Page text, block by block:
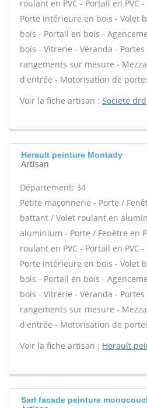
roulant en PVC - Portail en PVC
Porte intérieure en bois - Volet
bois - Portail en bois -
bois - Vitrerie - Véranda -
rangements sur mesure -
d'entrée - Motorisation de
Voir la fiche artisan : Societe drd
Herault peinture Montady
Artisan
Département: 34
Petite maçonnerie - Porte /
battant / Volet roulant en
aluminium - Porte / Fenêtre en
roulant en PVC - Portail en PVC
Porte intérieure en bois - Volet
bois - Portail en bois -
bois - Vitrerie - Véranda -
rangements sur mesure -
d'entrée - Motorisation de
Voir la fiche artisan : Herault
Sarl facade peinture